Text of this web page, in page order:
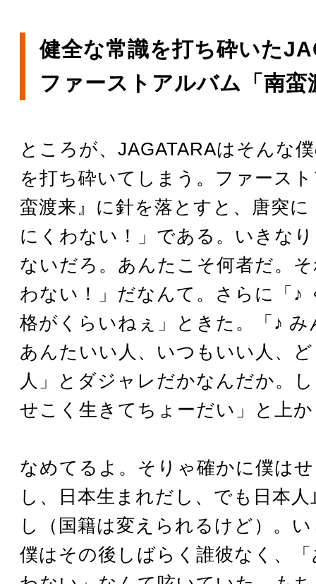
健全な常識を打ち砕いた
ファーストアルバム「南蛮
ところが、JAGATARAはそんな
を打ち砕いてしまう。ファース
蛮渡来』に針を落とすと、唐突に
にくわない！」である。いきな
ないだろ。あんたこそ何者だ。
わない！」だなんて。さらに「♪
格がくらいねぇ」ときた。「♪ み
あんたいい人、いつもいい人、
人」とダジャレだかなんだか。
せこく生きてちょーだい」と上
なめてるよ。そりゃ確かに僕は
し、日本生まれだし、でも日本
し（国籍は変えられるけど）。
僕はその後しばらく誰彼なく、